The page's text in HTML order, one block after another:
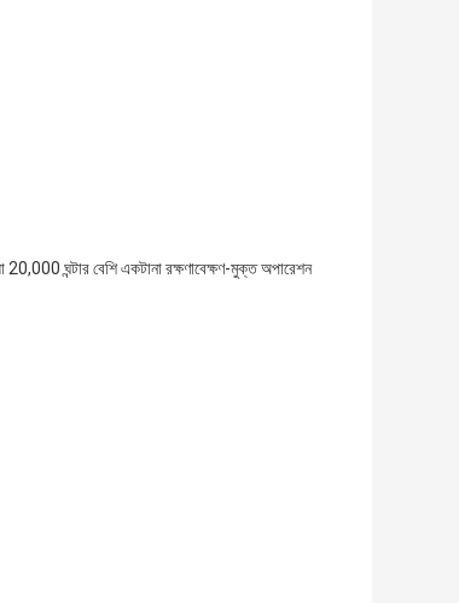
ঘন্টার বেশি একটানা রক্ষণাবেক্ষণ-মুক্ত অপারেশন